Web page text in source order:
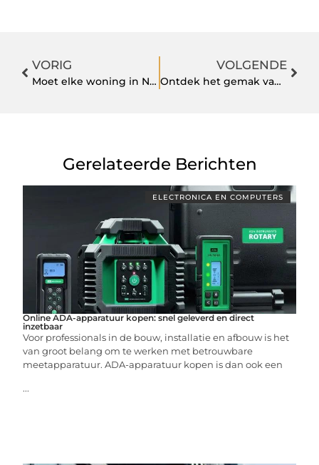
VORIG
Moet elke woning in Nederland verplicht een brievenbus hebben?
VOLGENDE
Ontdek het gemak van een kapstok industrieel met schoenenrek en kapstok met bergruimte
Gerelateerde Berichten
ELECTRONICA EN COMPUTERS
Online ADA-apparatuur kopen: snel geleverd en direct
inzetbaar
Voor professionals in de bouw, installatie en afbouw is het
van groot belang om te werken met betrouwbare
meetapparatuur. ADA-apparatuur kopen is dan ook een
...